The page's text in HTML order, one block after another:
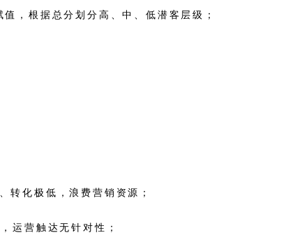
，根据总分划分高、中、低潜客层级；
转化极低，浪费营销资源；
运营触达无针对性；